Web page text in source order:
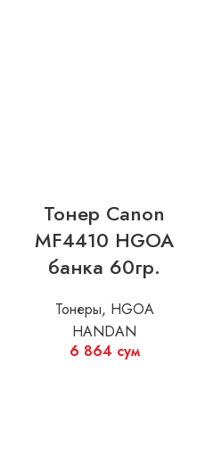
Тонер Canon
MF4410 HGOA
банка 60гр.
Тонеры, HGOA
HANDAN
6 864 сум